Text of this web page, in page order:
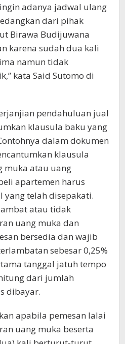
adanya jadwal ulang
dari pihak
Birawa Budijuwana
karena sudah dua kali
namun tidak
kata Said Sutomo di
pendahuluan jual
klausula baku yang
dalam dokumen
klausula
muka atau uang
apartemen harus
telah disepakati.
atau tidak
uang muka dan
bersedia dan wajib
sebesar 0,25%
tanggal jatuh tempo
dari jumlah
dibayar.
apabila pemesan lalai
uang muka beserta